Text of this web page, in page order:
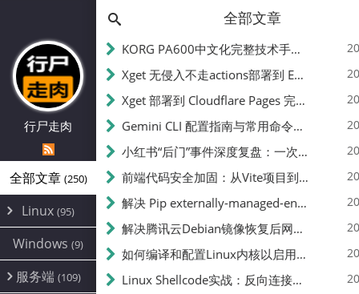
行尸走肉
全部文章 (250)
Linux (95)
Alpine
CentOS(17)
Debian(24)
Windows (9)
服务端 (109)
全部文章
KORG PA600中文化完整技术手册 - 从逆向到实现的全流程指南
Xget 无侵入不走actions部署到 EdgeOne Pages 指南
Xget 部署到 Cloudflare Pages 完整指南 - 无需修改源码的构建配置
Gemini CLI 配置指南与常用命令中文翻译 | API Key、MCP、代理设置
小红书“后门”事件深度复盘：一次沉默危机下的品牌、技术与流程三重考验
前端代码安全加固：从Vite项目到纯静态页面的深度混淆技术备忘
解决 Pip externally-managed-environment 错误：临时与永久绕过方案
解决腾讯云Debian镜像恢复后网络不通问题
如何编译和配置Linux内核以启用BBR2 | 内核编译教程
Linux Shellcode实战：反向连接、持久化、免杀技术详解（MSF,Cobalt Strike）- 从原理到C加载器实现